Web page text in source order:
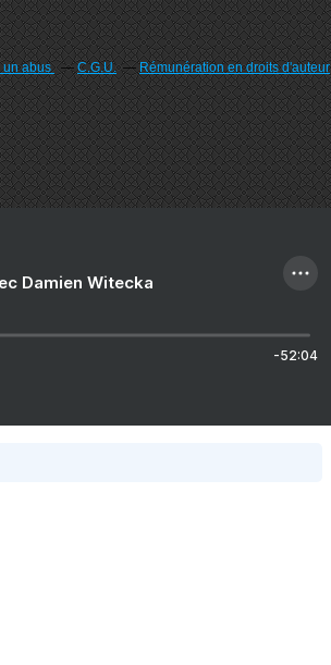
un abus C.G.U. Rémunération en droits d'auteur
Damien Witecka
-52:04